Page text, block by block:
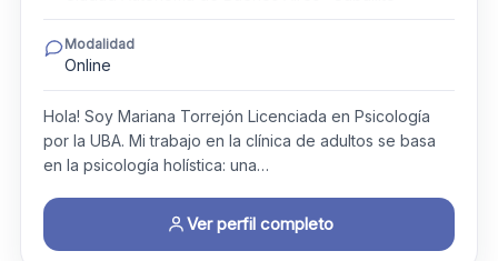
Modalidad
Online
Hola! Soy Mariana Torrejón Licenciada en Psicología
por la UBA. ​Mi trabajo en la clínica de adultos se basa
en la psicología holística: una…
Ver perfil completo